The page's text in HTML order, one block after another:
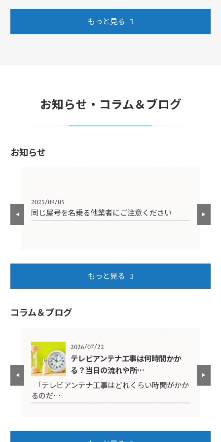
もっと見る
お知らせ・コラム＆ブログ
お知らせ
2025/09/05
同じ屋号を名乗る他業者にご注意ください
もっと見る
コラム＆ブログ
2026/07/22
テレビアンテナ工事は何時間かか
る？当日の流れや所…
「テレビアンテナ工事はどれくらい時間がかか
るのだ…